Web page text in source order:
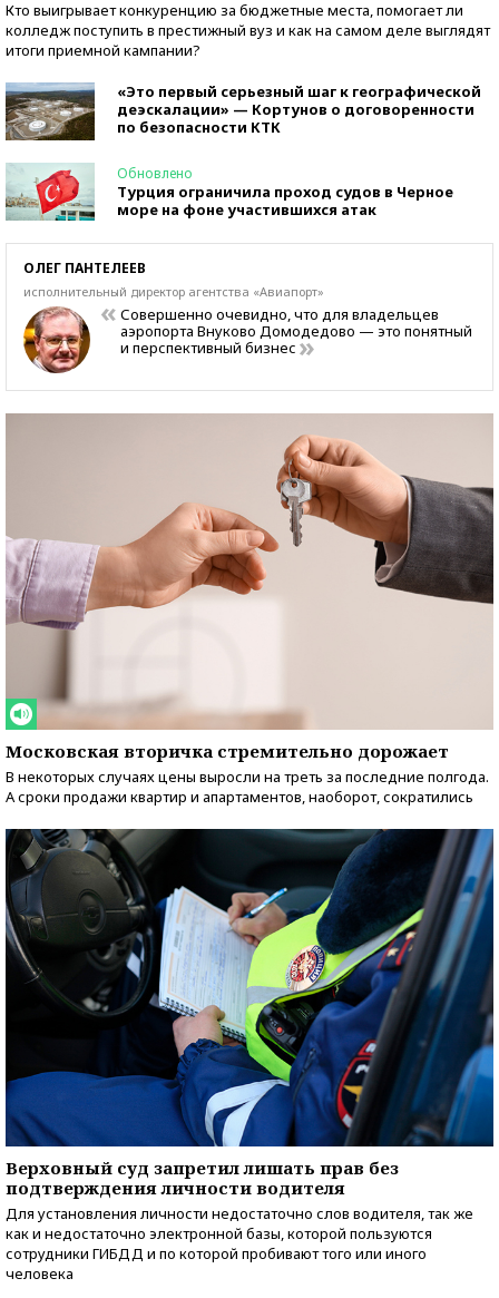
Кто выигрывает конкуренцию за бюджетные места, помогает ли
колледж поступить в престижный вуз и как на самом деле выглядят
итоги приемной кампании?
«Это первый серьезный шаг к географической
деэскалации» — Кортунов о договоренности
по безопасности КТК
Обновлено
Турция ограничила проход судов в Черное
море на фоне участившихся атак
ОЛЕГ ПАНТЕЛЕЕВ
исполнительный директор агентства «Авиапорт»
Совершенно очевидно, что для владельцев
аэропорта Внуково Домодедово — это понятный
и перспективный бизнес
Московская вторичка стремительно дорожает
В некоторых случаях цены выросли на треть за последние полгода.
А сроки продажи квартир и апартаментов, наоборот, сократились
Верховный суд запретил лишать прав без
подтверждения личности водителя
Для установления личности недостаточно слов водителя, так же
как и недостаточно электронной базы, которой пользуются
сотрудники ГИБДД и по которой пробивают того или иного
человека